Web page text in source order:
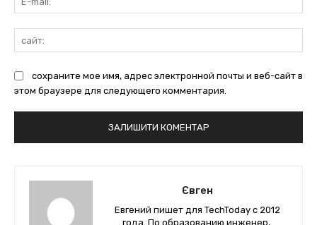
сохраните мое имя, адрес электронной почты и веб-сайт в
этом браузере для следующего комментария.
Євген
Евгений пишет для TechToday с 2012
года. По образованию инженер,.